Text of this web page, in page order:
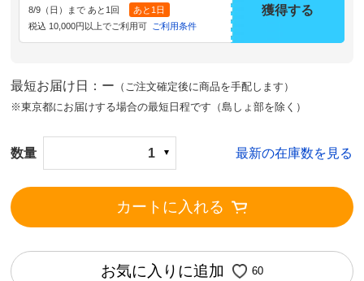
8/9（日）まで あと1回
あと1日
税込 10,000円以上でご利用可 ご利用条件
獲得する
最短お届け日：ー （ご注文確定後に商品を手配します）
※東京都にお届けする場合の最短日程です（島しょ部を除く）
数量 1 最新の在庫数を見る
カートに入れる
お気に入りに追加 60